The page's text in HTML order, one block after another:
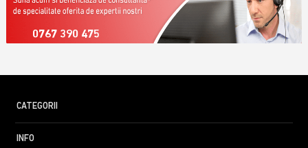
0767 390 475
CATEGORII
INFO